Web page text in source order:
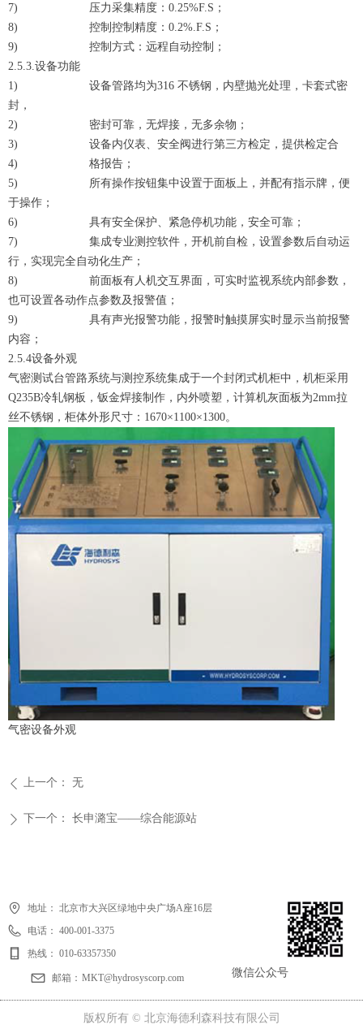
ꄴ 上一个： 无
ꄲ 下一个： 长申潞宝——综合能源站
7) 压力采集精度：0.25%F.S；
8) 控制控制精度：0.2%.F.S；
9) 控制方式：远程自动控制；
2.5.3.设备功能
1) 设备管路均为316 不锈钢，内壁抛光处理，卡套式密
封，
2) 密封可靠，无焊接，无多余物；
3) 设备内仪表、安全阀进行第三方检定，提供检定合
4) 格报告；
5) 所有操作按钮集中设置于面板上，并配有指示牌，便
于操作；
6) 具有安全保护、紧急停机功能，安全可靠；
7) 集成专业测控软件，开机前自检，设置参数后自动运
行，实现完全自动化生产；
8) 前面板有人机交互界面，可实时监视系统内部参数，
也可设置各动作点参数及报警值；
9) 具有声光报警功能，报警时触摸屏实时显示当前报警
内容；
2.5.4设备外观
气密测试台管路系统与测控系统集成于一个封闭式机柜中，机柜采用
Q235B冷轧钢板，钣金焊接制作，内外喷塑，计算机灰面板为2mm拉
丝不锈钢，柜体外形尺寸：1670×1100×1300。
气密设备外观
地址： 北京市大兴区绿地中央广场A座16层
电话： 400-001-3375
热线： 010-63357350
邮箱： MKT@hydrosyscorp.com 微信公众号
版权所有 © 北京海德利森科技有限公司